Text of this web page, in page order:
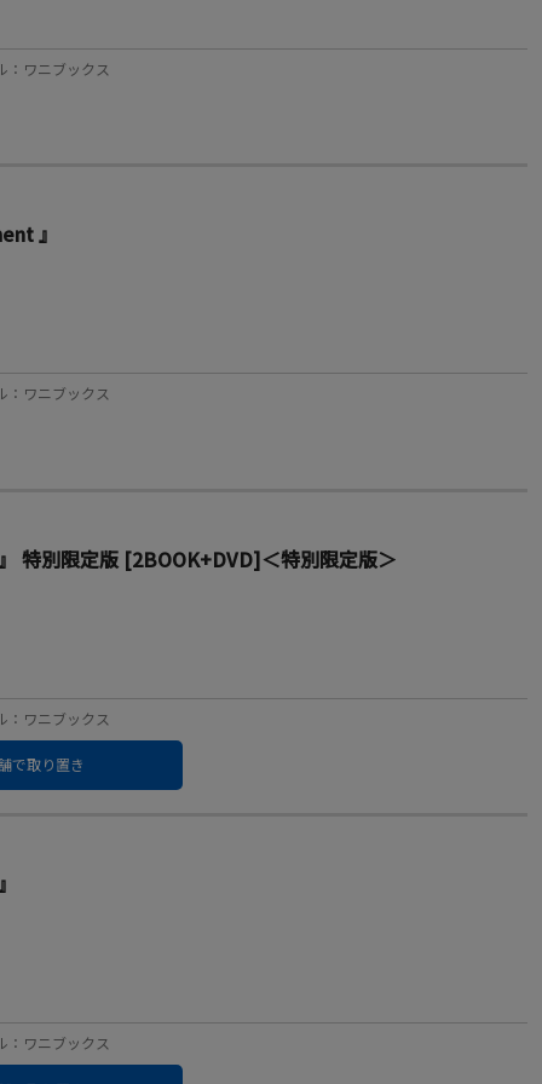
：ワニブックス
』
：ワニブックス
特別限定版 [2BOOK+DVD]＜特別限定版＞
：ワニブックス
で取り置き
ワニブックス